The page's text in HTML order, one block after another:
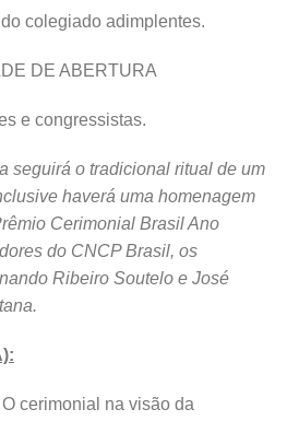
colegiado adimplentes.
DE ABERTURA
e congressistas.
seguirá o tradicional ritual de um
haverá uma homenagem
Cerimonial Brasil Ano
do CNCP Brasil, os
Ribeiro Soutelo e José
cerimonial na visão da